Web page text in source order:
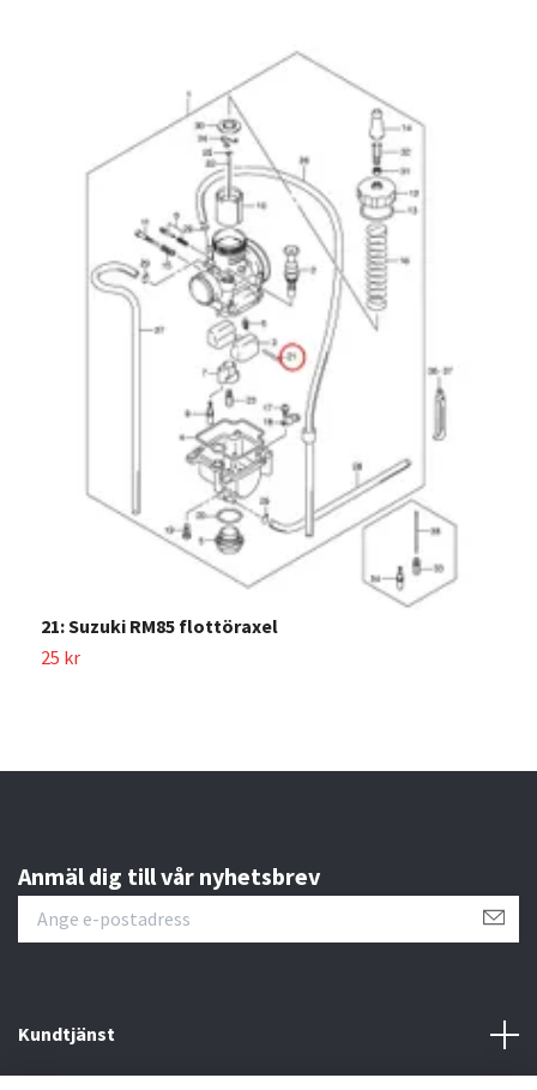
21: Suzuki RM85 flottöraxel
25 kr
Anmäl dig till vår nyhetsbrev
Kundtjänst